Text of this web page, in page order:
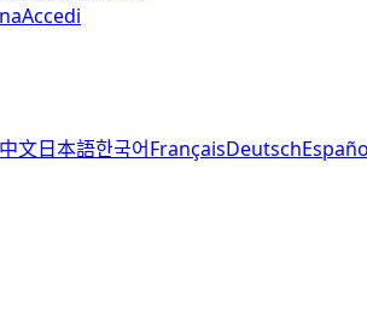
Accedi
文日本語한국어FrançaisDeutsch